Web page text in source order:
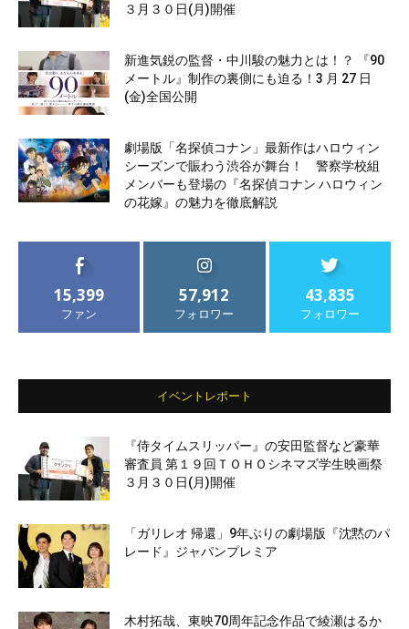
３月３０日(月)開催
新進気鋭の監督・中川駿の魅力とは！？ 『90
メートル』制作の裏側にも迫る！3 月 27 日
(金)全国公開
劇場版「名探偵コナン」最新作はハロウィン
シーズンで賑わう渋谷が舞台！ 警察学校組
メンバーも登場の『名探偵コナン ハロウィン
の花嫁』の魅力を徹底解説
15,399
ファン
57,912
フォロワー
43,835
フォロワー
イベントレポート
『侍タイムスリッパー』の安田監督など豪華
審査員 第１９回ＴＯＨＯシネマズ学生映画祭
３月３０日(月)開催
「ガリレオ 帰還」9年ぶりの劇場版『沈黙のパ
レード』ジャパンプレミア
木村拓哉、東映70周年記念作品で綾瀬はるか